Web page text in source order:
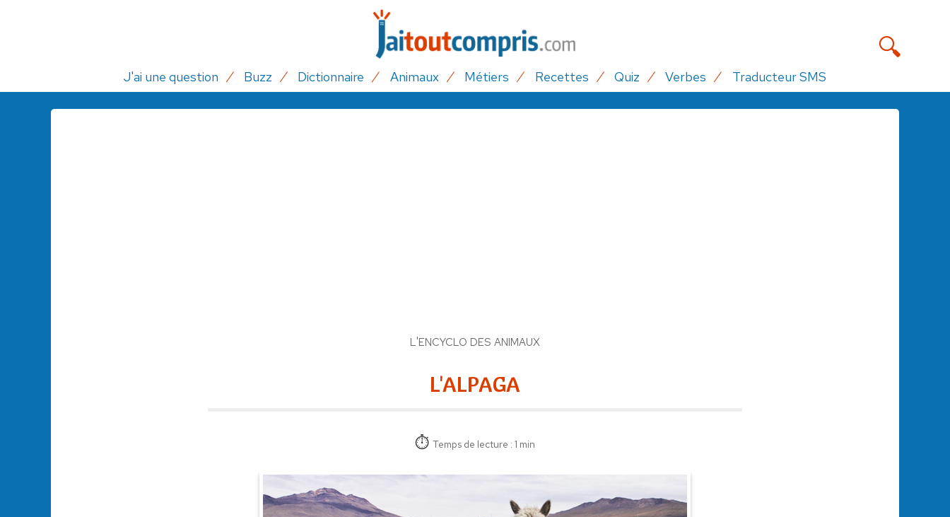
J'ai une question Buzz Dictionnaire Animaux Métiers Recettes Quiz Verbes Traducteur SMS
L'ENCYCLO DES ANIMAUX
L'ALPAGA
Temps de lecture : 1 min